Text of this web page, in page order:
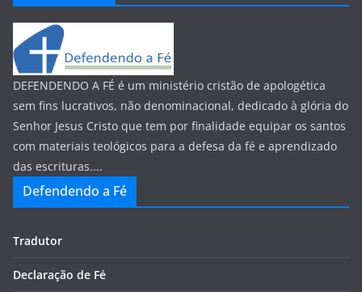
DEFENDENDO A FÉ é um ministério cristão de apologética
sem fins lucrativos, não denominacional, dedicado à glória do
Senhor Jesus Cristo que tem por finalidade equipar os santos
com materiais teológicos para a defesa da fé e aprendizado
das escrituras....
Defendendo a Fé
Tradutor
Declaração de Fé